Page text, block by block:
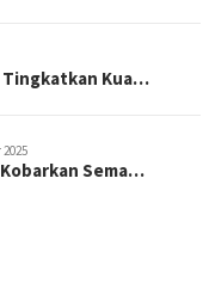
Tingkatkan Kua…
Sema…